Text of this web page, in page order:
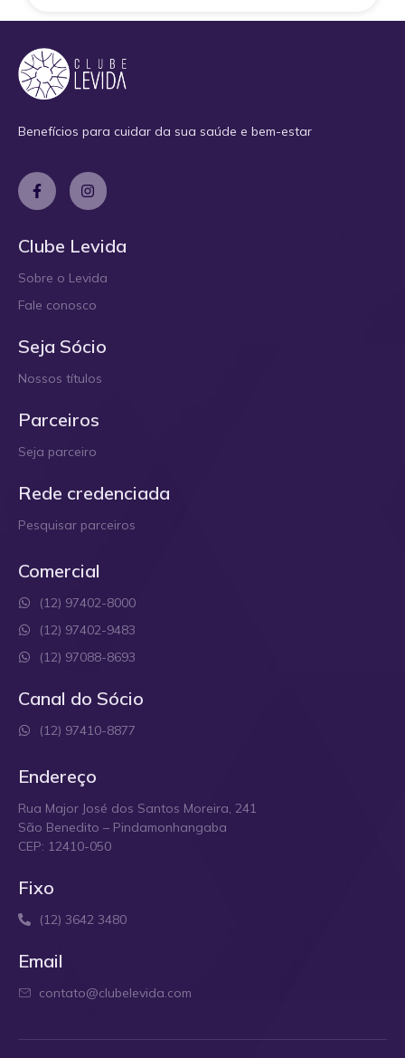
Benefícios para cuidar da sua saúde e bem-estar
Clube Levida
Sobre o Levida
Fale conosco
Seja Sócio
Nossos títulos
Parceiros
Seja parceiro
Rede credenciada
Pesquisar parceiros
Comercial
(12) 97402-8000
(12) 97402-9483
(12) 97088-8693
Canal do Sócio
(12) 97410-8877
Endereço
Rua Major José dos Santos Moreira, 241
São Benedito – Pindamonhangaba
CEP: 12410-050
Fixo
(12) 3642 3480
Email
contato@clubelevida.com